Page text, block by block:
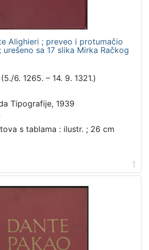
Alighieri ; preveo i protumačio
urešeno sa 17 slika Mirka Račkog
6. 1265. – 14. 9. 1321.)
Tipografije, 1939
s tablama : ilustr. ; 26 cm
1